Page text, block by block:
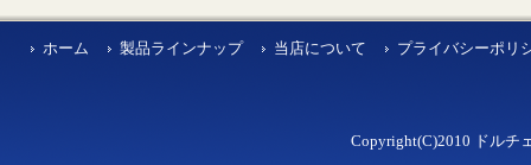
ホーム 製品ラインナップ 当店について プライバシーポリ
Copyright(C)2010 ドルチ